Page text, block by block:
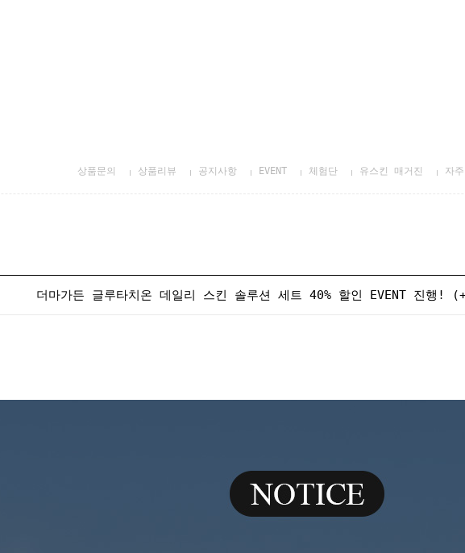
상품문의 상품리뷰 공지사항 EVENT 체험단 유스킨 매거진 자
더마가든 글루타치온 데일리 스킨 솔루션 세트 40% 할인 EVENT 진행!